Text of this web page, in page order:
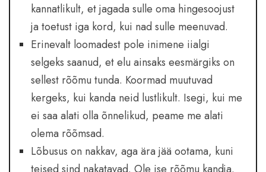
kannatlikult, et jagada sulle oma hingesoojust
ja toetust iga kord, kui nad sulle meenuvad.
Erinevalt loomadest pole inimene iialgi
selgeks saanud, et elu ainsaks eesmärgiks on
sellest rõõmu tunda. Koormad muutuvad
kergeks, kui kanda neid lustlikult. Isegi, kui me
ei saa alati olla õnnelikud, peame me alati
olema rõõmsad.
Lõbusus on nakkav, aga ära jää ootama, kuni